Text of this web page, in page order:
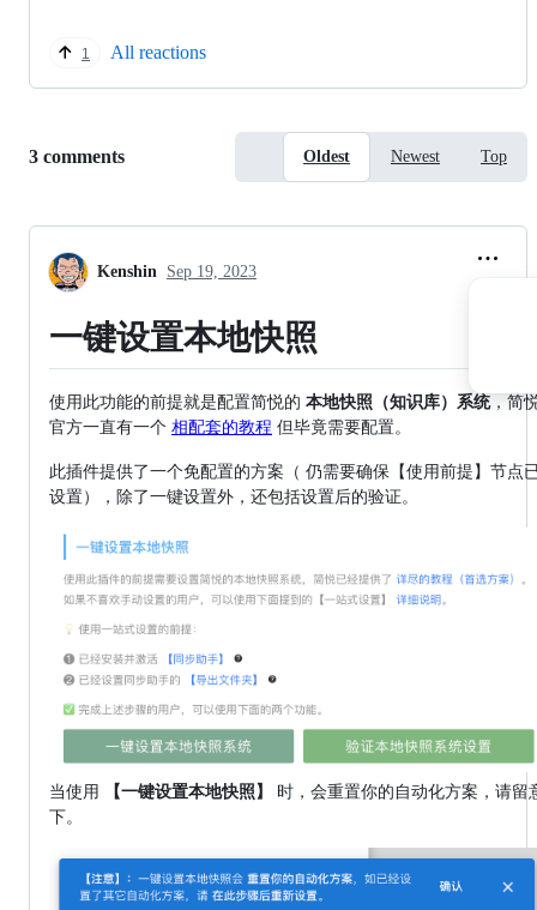
1 All reactions
Replies:
3 comments Oldest Newest Top
Kenshin Sep 19, 2023
一键设置本地快照
使用此功能的前提就是配置简悦的 本地快照（知识库）系统，简
官方一直有一个 相配套的教程 但毕竟需要配置。
此插件提供了一个免配置的方案（ 仍需要确保【使用前提】节点
设置），除了一键设置外，还包括设置后的验证。
当使用 【一键设置本地快照】
时，会重置你的自动化方案，请留
下。